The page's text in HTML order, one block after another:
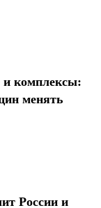
комплексы:
менять
России и